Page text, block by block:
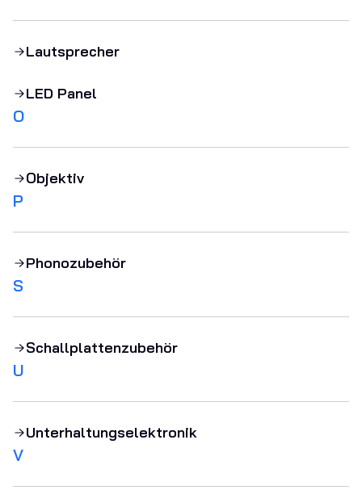
Lautsprecher
LED Panel
O
Objektiv
P
Phonozubehör
S
Schallplattenzubehör
U
Unterhaltungselektronik
V